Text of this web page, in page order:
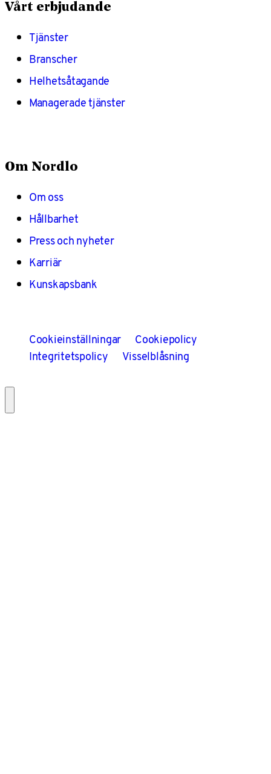
Vårt erbjudande
Tjänster
Branscher
Helhetsåtagande
Managerade tjänster
Om Nordlo
Om oss
Hållbarhet
Press och nyheter
Karriär
Kunskapsbank
Cookieinställningar
Cookiepolicy
Integritetspolicy
Visselblåsning